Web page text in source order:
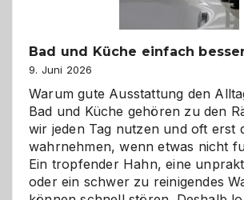
Bad und Küche einfach
9. Juni 2026
Warum gute Ausstattung den
Bad und Küche gehören zu den
wir jeden Tag nutzen und oft erst
wahrnehmen, wenn etwas nicht
Ein tropfender Hahn, eine
oder ein schwer zu reinigendes